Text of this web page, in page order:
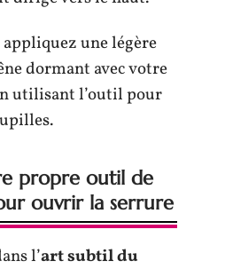
une légère
dormant avec votre
utilisant l’outil pour
propre outil de
ouvrir la serrure
l’art subtil du